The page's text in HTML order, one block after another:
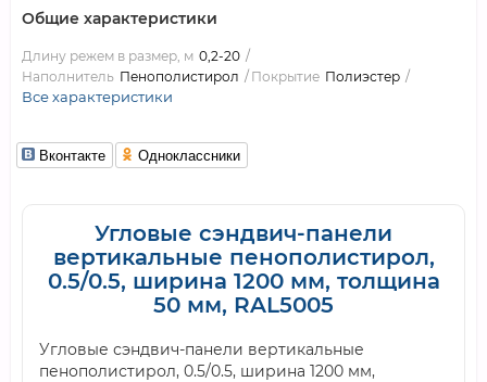
Общие характеристики
Длину режем в размер, м 0,2-20
Наполнитель Пенополистирол Покрытие Полиэстер
Все характеристики
Вконтакте Одноклассники
Угловые сэндвич-панели
вертикальные пенополистирол,
0.5/0.5, ширина 1200 мм, толщина
50 мм, RAL5005
Угловые сэндвич-панели вертикальные
пенополистирол, 0.5/0.5, ширина 1200 мм,